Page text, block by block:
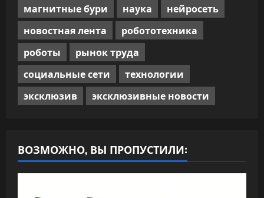
магнитные бури
наука
нейросеть
новостная лента
робототехника
роботы
рынок труда
социальные сети
технологии
эксклюзив
эксклюзивные новости
ВОЗМОЖНО, ВЫ ПРОПУСТИЛИ: